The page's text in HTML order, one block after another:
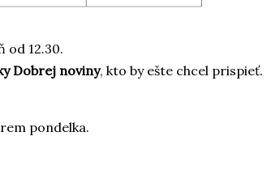
od 12.30.
Dobrej noviny, kto by ešte chcel prispieť.
pondelka.